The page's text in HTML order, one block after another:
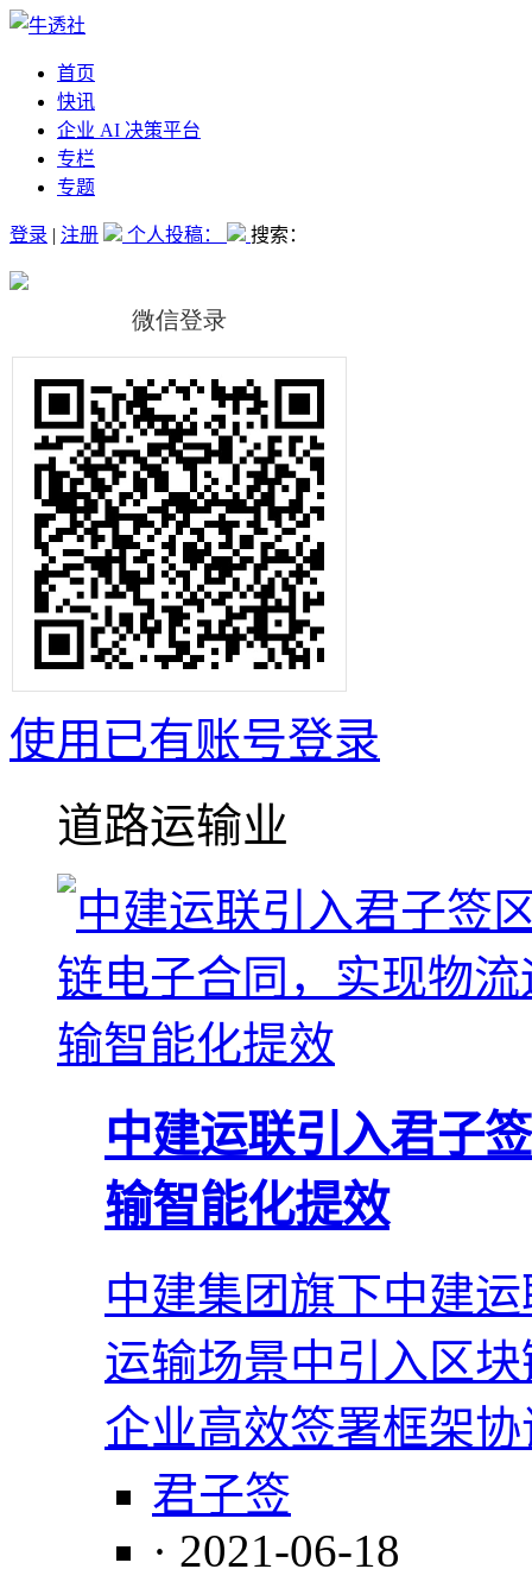
首页
快讯
企业 AI 决策平台
专栏
专题
登录 | 注册 个人投稿： 搜索：
使用已有账号登录
道路运输业
中建运联引入君子
输智能化提效
中建集团旗下中建
运输场景中引入区
企业高效签署框架
君子签
· 2021-06-18